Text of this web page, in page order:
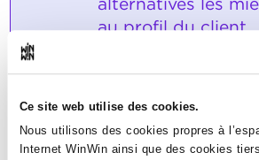
Ce site web utilise des cookies.
Nous utilisons des cookies propres à
Internet WinWin ainsi que des cookies
au profil du client.
INDICATEURS